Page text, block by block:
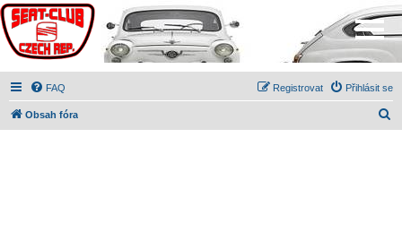
FAQ Přihlásit se
Registrovat
Obsah fóra